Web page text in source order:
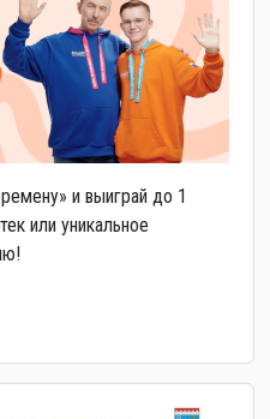
и выиграй до 1
или уникальное